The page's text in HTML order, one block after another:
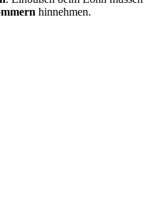
hinnehmen.